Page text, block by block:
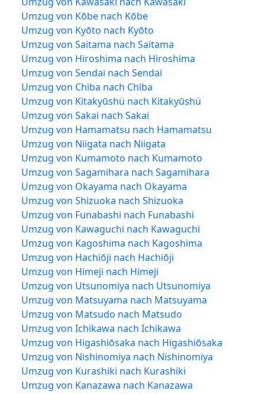
Umzug von Kōbe nach Kōbe
Umzug von Kyōto nach Kyōto
Umzug von Saitama nach Saitama
Umzug von Hiroshima nach Hiroshima
Umzug von Sendai nach Sendai
Umzug von Chiba nach Chiba
Umzug von Kitakyūshü nach Kitakyūshü
Umzug von Sakai nach Sakai
Umzug von Hamamatsu nach Hamamatsu
Umzug von Niigata nach Niigata
Umzug von Kumamoto nach Kumamoto
Umzug von Sagamihara nach Sagamihara
Umzug von Okayama nach Okayama
Umzug von Shizuoka nach Shizuoka
Umzug von Funabashi nach Funabashi
Umzug von Kawaguchi nach Kawaguchi
Umzug von Kagoshima nach Kagoshima
Umzug von Hachiōji nach Hachiōji
Umzug von Himeji nach Himeji
Umzug von Utsunomiya nach Utsunomiya
Umzug von Matsuyama nach Matsuyama
Umzug von Matsudo nach Matsudo
Umzug von Ichikawa nach Ichikawa
Umzug von Higashiōsaka nach Higashiōsaka
Umzug von Nishinomiya nach Nishinomiya
Umzug von Kurashiki nach Kurashiki
Umzug von Kanazawa nach Kanazawa